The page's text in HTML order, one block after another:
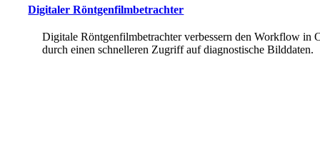
Digitaler Röntgenfilmbetrachter
Digitale Röntgenfilmbetrachter verbessern den Workflow in
durch einen schnelleren Zugriff auf diagnostische Bilddaten.